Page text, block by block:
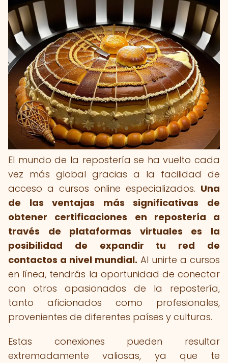
El mundo de la repostería se ha vuelto cada
vez más global gracias a la facilidad de
acceso a cursos online especializados. Una
de las ventajas más significativas de
obtener certificaciones en repostería a
través de plataformas virtuales es la
posibilidad de expandir tu red de
contactos a nivel mundial. Al unirte a cursos
en línea, tendrás la oportunidad de conectar
con otros apasionados de la repostería,
tanto aficionados como profesionales,
provenientes de diferentes países y culturas.
Estas conexiones pueden resultar
extremadamente valiosas, ya que te